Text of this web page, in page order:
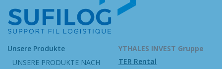
Unsere Produkte
UNSERE PRODUKTE NACH
YTHALES INVEST Gruppe
TER Rental